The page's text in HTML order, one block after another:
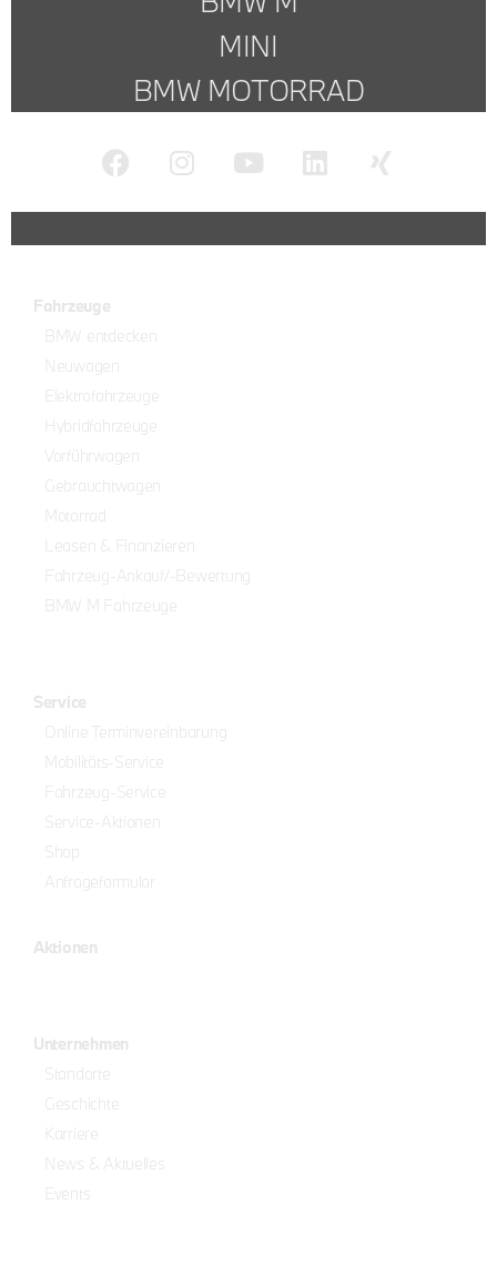
MINI
BMW MOTORRAD
Fahrzeuge
BMW entdecken
Neuwagen
Elektrofahrzeuge
Hybridfahrzeuge
Vorführwagen
Gebrauchtwagen
Motorrad
Leasen & Finanzieren
Fahrzeug-Ankauf/-Bewertung
BMW M Fahrzeuge
Service
Online Terminvereinbarung
Mobilitäts-Service
Fahrzeug-Service
Service-Aktionen
Anfrageformular
Aktionen
Unternehmen
Standorte
Geschichte
Karriere
News & Aktuelles
Events